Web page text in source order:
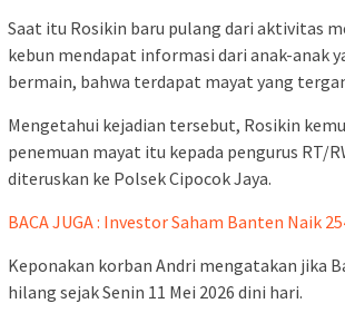
Saat itu Rosikin baru pulang dari aktivitas
kebun mendapat informasi dari anak-anak
bermain, bahwa terdapat mayat yang
Mengetahui kejadian tersebut, Rosikin
penemuan mayat itu kepada pengurus RT/
diteruskan ke Polsek Cipocok Jaya.
BACA JUGA : Investor Saham Banten Naik
Keponakan korban Andri mengatakan jika
hilang sejak Senin 11 Mei 2026 dini hari.